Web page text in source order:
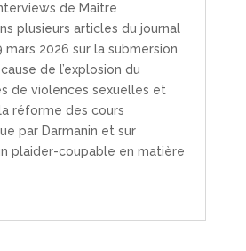
de Maître
plusieurs articles du journal
mars 2026 sur la submersion
de l’explosion du
de violences sexuelles et
réforme des cours
par Darmanin et sur
plaider-coupable en matière